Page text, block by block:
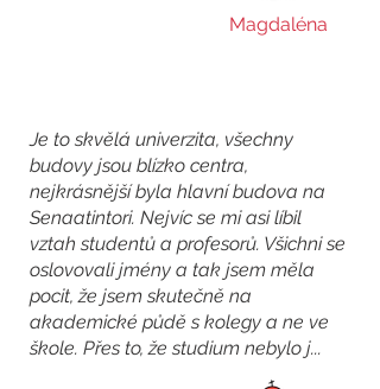
Magdaléna
Je to skvělá univerzita, všechny
budovy jsou blízko centra,
nejkrásnější byla hlavní budova na
Senaatintori. Nejvíc se mi asi líbil
vztah studentů a profesorů. Všichni se
oslovovali jmény a tak jsem měla
pocit, že jsem skutečně na
akademické půdě s kolegy a ne ve
škole. Přes to, že studium nebylo j...